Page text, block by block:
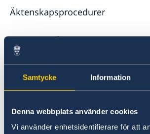
Samtycke Information
Denna webbplats använder cookies
Vi använder enhetsidentifierare för att
Ambassadens reseinformation
Allmänna säkerhetsläget
Terrorism
Naturförhållanden och katastrofer
Hälso- och sjukvård
Lokala lagar och sedvänjor
Trafiksäkerhet
Resa i landet
Se till att vara försäkrad
Behöver jag visum?
Pass och ID-kort
Service för svenska företag
Äktenskapsprocedurer
Parterna står inför en domare
Court för att kunna lämna in en
äktenskap.
Om brudgummen är en icke-
parterna går till Social Status